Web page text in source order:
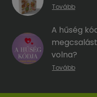
Tovább
A hűség
volna?
Tovább